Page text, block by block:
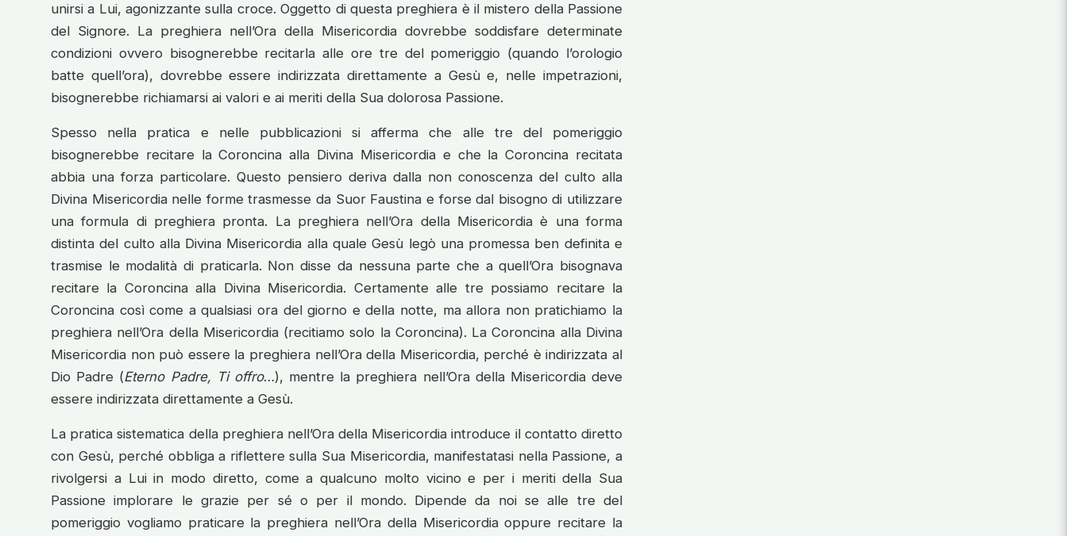
unirsi a Lui, agonizzante sulla croce. Oggetto di questa preghiera è il mistero della Passione
del Signore. La preghiera nell’Ora della Misericordia dovrebbe soddisfare determinate
condizioni ovvero bisognerebbe recitarla alle ore tre del pomeriggio (quando l’orologio
batte quell’ora), dovrebbe essere indirizzata direttamente a Gesù e, nelle impetrazioni,
bisognerebbe richiamarsi ai valori e ai meriti della Sua dolorosa Passione.
Spesso nella pratica e nelle pubblicazioni si afferma che alle tre del pomeriggio
bisognerebbe recitare la Coroncina alla Divina Misericordia e che la Coroncina recitata
abbia una forza particolare. Questo pensiero deriva dalla non conoscenza del culto alla
Divina Misericordia nelle forme trasmesse da Suor Faustina e forse dal bisogno di utilizzare
una formula di preghiera pronta. La preghiera nell’Ora della Misericordia è una forma
distinta del culto alla Divina Misericordia alla quale Gesù legò una promessa ben definita e
trasmise le modalità di praticarla. Non disse da nessuna parte che a quell’Ora bisognava
recitare la Coroncina alla Divina Misericordia. Certamente alle tre possiamo recitare la
Coroncina così come a qualsiasi ora del giorno e della notte, ma allora non pratichiamo la
preghiera nell’Ora della Misericordia (recitiamo solo la Coroncina). La Coroncina alla Divina
Misericordia non può essere la preghiera nell’Ora della Misericordia, perché è indirizzata al
Dio Padre (Eterno Padre, Ti offro…), mentre la preghiera nell’Ora della Misericordia deve
essere indirizzata direttamente a Gesù.
La pratica sistematica della preghiera nell’Ora della Misericordia introduce il contatto diretto
con Gesù, perché obbliga a riflettere sulla Sua Misericordia, manifestatasi nella Passione, a
rivolgersi a Lui in modo diretto, come a qualcuno molto vicino e per i meriti della Sua
Passione implorare le grazie per sé o per il mondo. Dipende da noi se alle tre del
pomeriggio vogliamo praticare la preghiera nell’Ora della Misericordia oppure recitare la